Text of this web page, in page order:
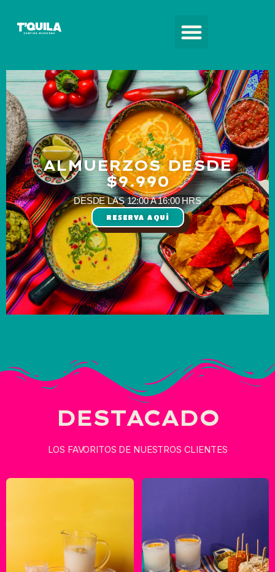
ALMUERZOS DESDE
$9.990
DESDE LAS 12:00 A 16:00 HRS
RESERVA AQUÍ
DESTACADO
LOS FAVORITOS DE NUESTROS CLIENTES